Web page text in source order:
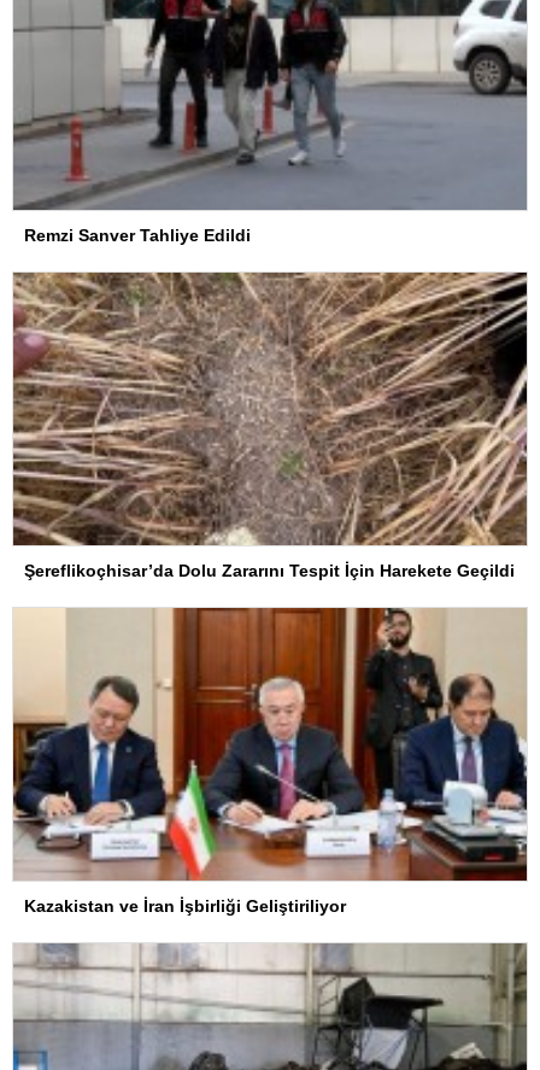
Remzi Sanver Tahliye Edildi
Şereflikoçhisar’da Dolu Zararını Tespit İçin Harekete Geçildi
Kazakistan ve İran İşbirliği Geliştiriliyor